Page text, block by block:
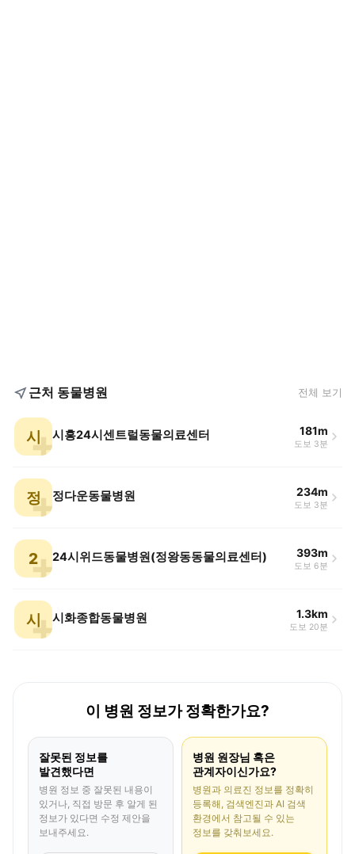
근처 동물병원 전체 보기
시 시흥24시센트럴동물의료센터 181m
도보 3분
정 정다운동물병원 234m
도보 3분
2 24시위드동물병원(정왕동동물의료센터) 393m
도보 6분
시 시화종합동물병원 1.3km
도보 20분
이 병원 정보가 정확한가요?
잘못된 정보를
발견했다면
병원 정보 중 잘못된 내용이
있거나, 직접 방문 후 알게 된
정보가 있다면 수정 제안을
보내주세요.
병원 원장님 혹은
관계자이신가요?
병원과 의료진 정보를 정확히
등록해, 검색엔진과 AI 검색
환경에서 참고될 수 있는
정보를 갖춰보세요.